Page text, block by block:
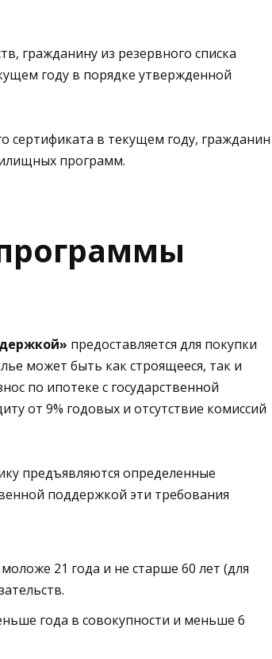
гражданину из резервного списка
году в порядке утвержденной
сертификата в текущем году, гражданин
программ.
предоставляется для покупки
может быть как строящееся, так и
по ипотеке с государственной
от 9% годовых и отсутствие комиссий
предъявляются определенные
поддержкой эти требования
21 года и не старше 60 лет (для
года в совокупности и меньше 6